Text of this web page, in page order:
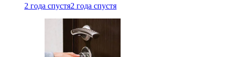
2 года спустя2 года спустя